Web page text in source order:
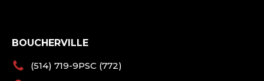
BOUCHERVILLE
(514) 719-9PSC (772)